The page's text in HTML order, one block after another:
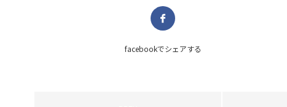
facebookでシェアする